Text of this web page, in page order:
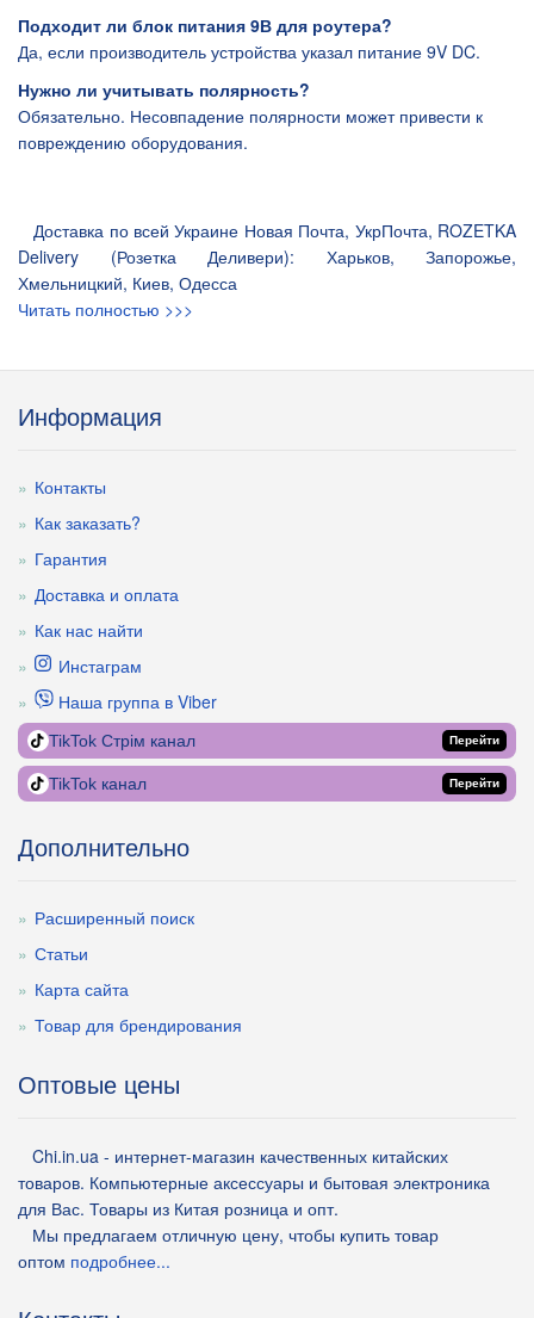
Подходит ли блок питания 9В для роутера?
Да, если производитель устройства указал питание 9V DC.
Нужно ли учитывать полярность?
Обязательно. Несовпадение полярности может привести к
повреждению оборудования.
Доставка по всей Украине Новая Почта, УкрПочта, ROZETKA
Delivery (Розетка Деливери): Харьков, Запорожье,
Хмельницкий, Киев, Одесса
Читать полностью >>>
Информация
Контакты
Как заказать?
Гарантия
Доставка и оплата
Как нас найти
Инстаграм
Наша группа в Viber
TikTok Стрім канал Перейти
TikTok канал Перейти
Дополнительно
Расширенный поиск
Статьи
Карта сайта
Товар для брендирования
Оптовые цены
Chi.in.ua - интернет-магазин качественных китайских
товаров. Компьютерные аксессуары и бытовая электроника
для Вас. Товары из Китая розница и опт.
Мы предлагаем отличную цену, чтобы купить товар
оптом подробнее...